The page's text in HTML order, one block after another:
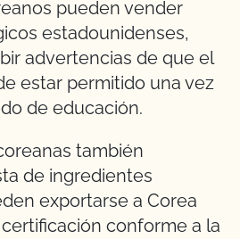
pueden vender
estadounidenses,
advertencias de que el
estar permitido una vez
de educación.
también
de ingredientes
exportarse a Corea
conforme a la